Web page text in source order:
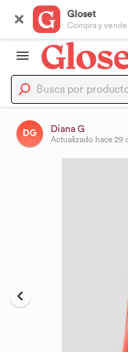
Gloset
Compra y
DG Diana G
Actualizado hace 29